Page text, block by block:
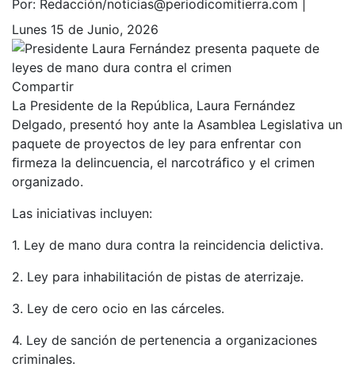
Por: Redacción/noticias@periodicomitierra.com |
Lunes 15 de Junio, 2026
Compartir
La Presidente de la República, Laura Fernández
Delgado, presentó hoy ante la Asamblea Legislativa un
paquete de proyectos de ley para enfrentar con
ﬁrmeza la delincuencia, el narcotráﬁco y el crimen
organizado.
Las iniciativas incluyen:
1. Ley de mano dura contra la reincidencia delictiva.
2. Ley para inhabilitación de pistas de aterrizaje.
3. Ley de cero ocio en las cárceles.
4. Ley de sanción de pertenencia a organizaciones
criminales.